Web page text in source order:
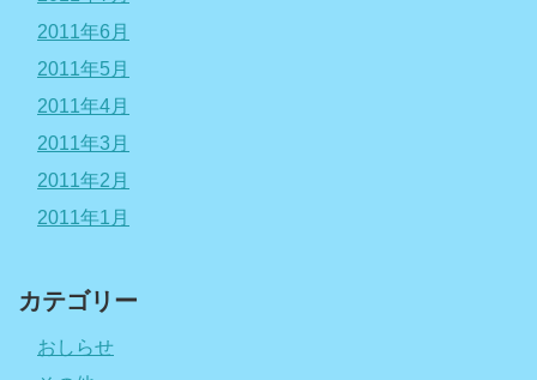
2011年6月
2011年5月
2011年4月
2011年3月
2011年2月
2011年1月
カテゴリー
おしらせ